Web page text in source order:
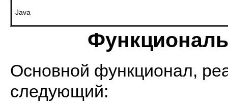
Java
Основной функционал,
следующий: